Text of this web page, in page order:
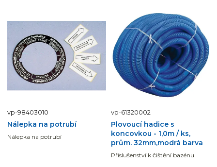
vp-98403010
Nálepka na potrubí
Nálepka na potrubí
vp-61320002
Plovoucí hadice s
koncovkou - 1,0m / ks,
prům. 32mm,modrá barva
Příslušenství k čištění bazénu